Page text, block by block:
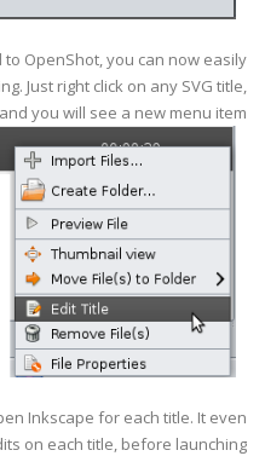
OpenShot, you can now easily
Just right click on any SVG title,
and you will see a new menu item:
Inkscape for each title. It even
on each title, before launching